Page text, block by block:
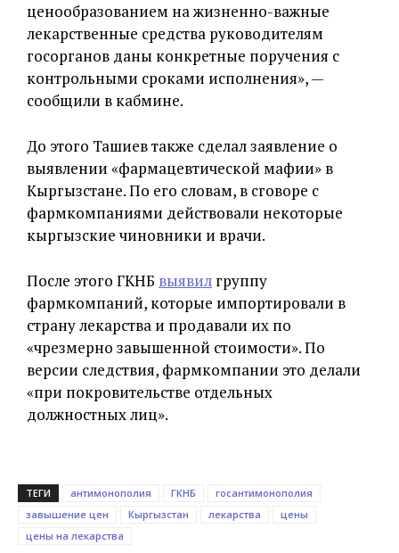
ценообразованием на жизненно-важные
лекарственные средства руководителям
госорганов даны конкретные поручения с
контрольными сроками исполнения», —
сообщили в кабмине.
До этого Ташиев также сделал заявление о
выявлении «фармацевтической мафии» в
Кыргызстане. По его словам, в сговоре с
фармкомпаниями действовали некоторые
кыргызские чиновники и врачи.
После этого ГКНБ выявил группу
фармкомпаний, которые импортировали в
страну лекарства и продавали их по
«чрезмерно завышенной стоимости». По
версии следствия, фармкомпании это делали
«при покровительстве отдельных
должностных лиц».
ТЕГИ антимонополия ГКНБ
госантимонополия
завышение цен
Кыргызстан лекарства
цены
цены на лекарства